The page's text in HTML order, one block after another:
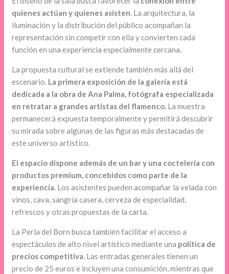
quienes actúan y quienes asisten. La arquitectura, la
iluminación y la distribución del público acompañan la
representación sin competir con ella y convierten cada
función en una experiencia especialmente cercana.
La propuesta cultural se extiende también más allá del
escenario. La primera exposición de la galería está
dedicada a la obra de Ana Palma, fotógrafa especializada
en retratar a grandes artistas del flamenco. La muestra
permanecerá expuesta temporalmente y permitirá descubrir
su mirada sobre algunas de las figuras más destacadas de
este universo artístico.
El espacio dispone además de un bar y una coctelería con
productos premium, concebidos como parte de la
experiencia. Los asistentes pueden acompañar la velada con
vinos, cava, sangría casera, cerveza de especialidad,
refrescos y otras propuestas de la carta.
La Perla del Born busca también facilitar el acceso a
espectáculos de alto nivel artístico mediante una política de
precios competitiva. Las entradas generales tienen un
precio de 25 euros e incluyen una consumición, mientras que